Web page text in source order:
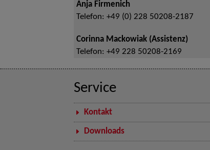
Anja Firmenich
Telefon: +49 (0) 228 50208-2187
Corinna Mackowiak (Assistenz)
Telefon: +49 228 50208-2169
Service
Kontakt
Downloads